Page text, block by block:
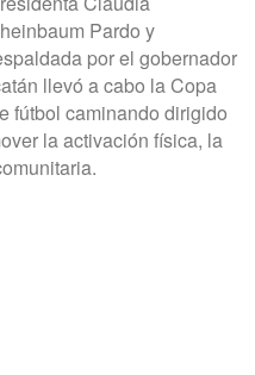
Pardo y
por el gobernador
llevó a cabo la Copa
fútbol caminando dirigido
la activación física, la